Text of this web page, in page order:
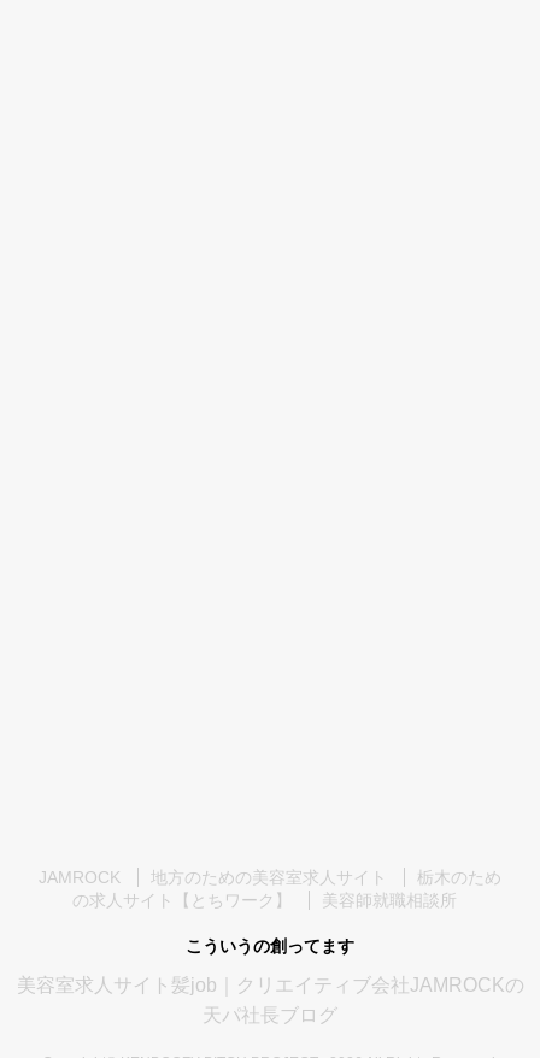
JAMROCK 地方のための美容室求人サイト
栃木のため
の求人サイト【とちワーク】
美容師就職相談所
こういうの創ってます
美容室求人サイト髪job｜クリエイティブ会社JAMROCKの
天パ社長ブログ